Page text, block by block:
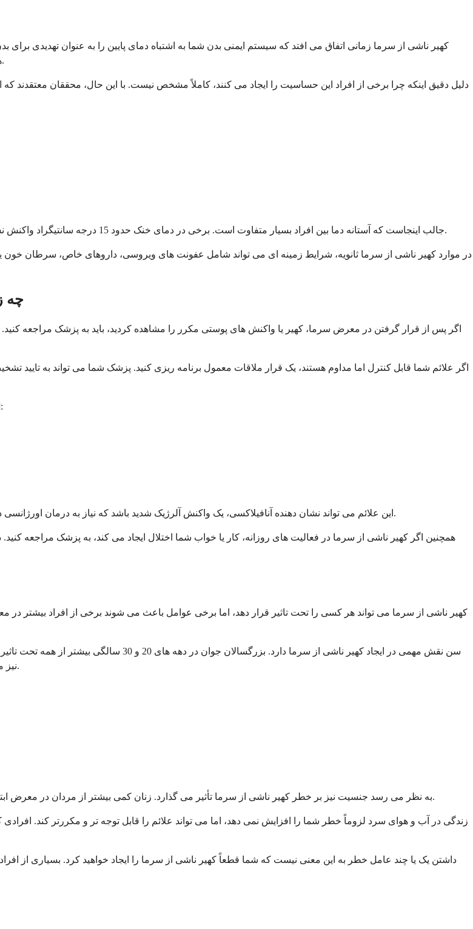
کهیر ناشی از سرما زمانی اتفاق می افتد که سیستم ایمنی بدن شما به اشتباه دمای پایین را به عنوان
هستند، هنگام مواجهه با محرک های سرد، هیستامین و سایر مواد شیمیایی را آزاد می کنند.
دلیل دقیق اینکه چرا برخی از افراد این حساسیت را ایجاد می کنند، کاملاً مشخص نیست. با این حال، محققان
جالب اینجاست که آستانه دما بین افراد بسیار متفاوت است. برخی در دمای خنک حدود 15 درجه سانتیگراد واکنش نشان می دهند، در حالی که برخی دیگر فقط در دمای بسیار سردتر علائم را ایجاد می کنند.
در موارد کهیر ناشی از سرما ثانویه، شرایط زمینه ای می تواند شامل عفونت های ویروسی، داروهای خاص، سرطان
چه
اگر پس از قرار گرفتن در معرض سرما، کهیر یا واکنش های پوستی مکرر را مشاهده کردید، باید به پزشک مراجعه
اگر علائم شما قابل کنترل اما مداوم هستند، یک قرار ملاقات معمول برنامه ریزی کنید. پزشک شما می تواند به تایید
اگر هر یک از این علائم نگران کننده را تجربه کردید، به دنبال مراقبت فوری پزشکی باشید:
این علائم می تواند نشان دهنده آنافیلاکسی، یک واکنش آلرژیک شدید باشد که نیاز به درمان اورژانسی دارد. اگر این علائم را تجربه می کنید، در تماس با اورژانس یا رفتن به اورژانس تردید نکنید.
همچنین اگر کهیر ناشی از سرما در فعالیت های روزانه، کار یا خواب شما اختلال ایجاد می کند، به پزشک مراجعه
کهیر ناشی از سرما می تواند هر کسی را تحت تاثیر قرار دهد، اما برخی عوامل باعث می شوند برخی از افراد بیشتر در
سن نقش مهمی در ایجاد کهیر ناشی از سرما دارد.
نیز می توانند کهیر ناشی از سرما را ایجاد کنند، اما این در این گروه های سنی کمتر شایع است.
به نظر می رسد جنسیت نیز بر خطر کهیر ناشی از سرما تأثیر می گذارد. زنان کمی بیشتر از مردان در معرض ابتلا به این بیماری هستند، اگرچه محققان کاملاً مطمئن نیستند که چرا این تفاوت وجود دارد.
زندگی در آب و هوای سرد لزوماً خطر شما را افزایش نمی دهد، اما می تواند علائم را قابل توجه تر و مکررتر کند.
داشتن یک یا چند عامل خطر به این معنی نیست که شما قطعاً کهیر ناشی از سرما را ایجاد خواهید کرد. بسیاری از